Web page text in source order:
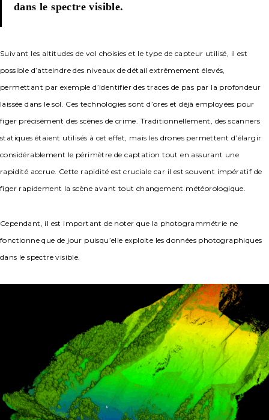
dans le spectre visible.
Suivant les altitudes de vol choisies et le type de capteur utilisé, il est
possible d’atteindre des niveaux de détail extrêmement élevés,
permettant par exemple d’identifier des traces de pas par la profondeur
laissée dans le sol. Ces technologies sont d’ores et déjà employées pour
figer précisément des scènes de crime. Traditionnellement, des scanners
statiques étaient utilisés à cet effet, mais les drones permettent d’élargir
considérablement le périmètre de captation tout en assurant une
rapidité accrue. Cette rapidité est cruciale car il est souvent impératif de
figer rapidement la scène avant tout changement météorologique.
Cependant, il est important de noter que la photogrammétrie ne
fonctionne que de jour puisqu’elle exploite les données photographiques
dans le spectre visible.